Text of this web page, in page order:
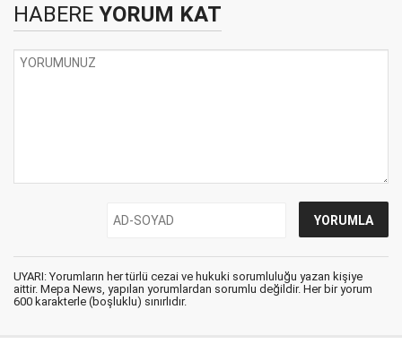
HABERE YORUM KAT
UYARI: Yorumların her türlü cezai ve hukuki sorumluluğu yazan kişiye
aittir. Mepa News, yapılan yorumlardan sorumlu değildir. Her bir yorum
600 karakterle (boşluklu) sınırlıdır.